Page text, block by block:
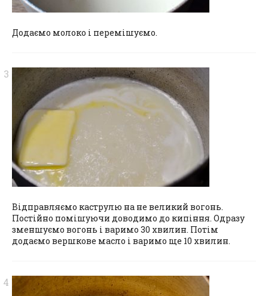
Додаємо молоко і перемішуємо.
Відправляємо каструлю на не великий вогонь.
Постійно помішуючи доводимо до кипіння. Одразу
зменшуємо вогонь і варимо 30 хвилин. Потім
додаємо вершкове масло і варимо ще 10 хвилин.